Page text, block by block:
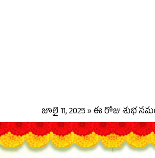
జూలై 11, 2025 » ఈ రోజు శుభ